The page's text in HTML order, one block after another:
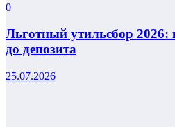
0
Льготный утильсбор 2026:
до депозита
25.07.2026